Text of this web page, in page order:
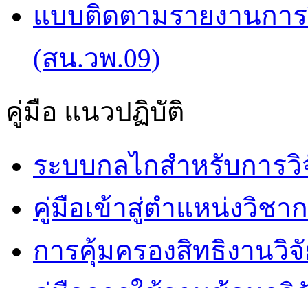
แบบติดตามรายงานกา
(สน.วพ.09)
คู่มือ แนวปฏิบัติ
ระบบกลไกสำหรับการวิ
คู่มือเข้าสู่ตำแหน่งวิชา
การคุ้มครองสิทธิงานวิ